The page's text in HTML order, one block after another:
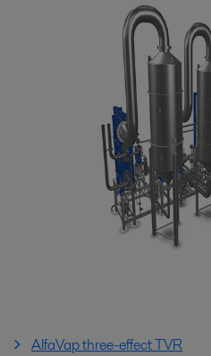
AlfaVap three-effect TVR